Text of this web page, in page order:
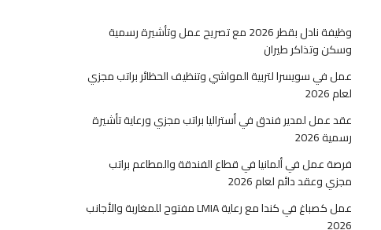
وظيفة نادل بقطر 2026 مع تصريح عمل وتأشيرة رسمية
وسكن وتذاكر طيران
عمل في سويسرا لتربية المواشي وتنظيف الحظائر براتب مجزي
لعام 2026
عقد عمل لمدير فندق في أستراليا براتب مجزي ورعاية تأشيرة
رسمية 2026
فرصة عمل في ألمانيا في قطاع الفندقة والمطاعم براتب
مجزي وعقد دائم لعام 2026
عمل كصباغ في كندا مع رعاية LMIA مفتوح للمغاربة والأجانب
2026